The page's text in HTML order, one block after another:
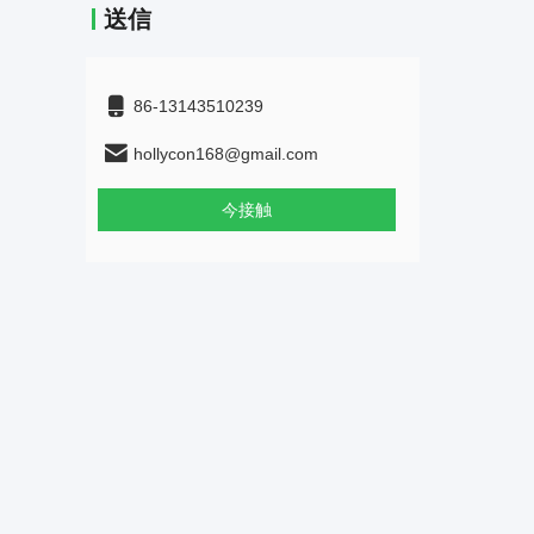
送信
86-13143510239
hollycon168@gmail.com
今接触